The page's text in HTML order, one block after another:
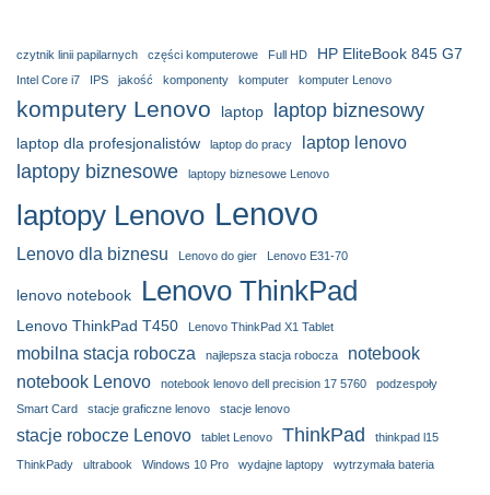
czytnik linii papilarnych części komputerowe Full HD HP EliteBook 845 G7
Intel Core i7 IPS jakość komponenty komputer komputer Lenovo
komputery Lenovo laptop laptop biznesowy
laptop dla profesjonalistów laptop do pracy laptop lenovo
laptopy biznesowe laptopy biznesowe Lenovo
laptopy Lenovo Lenovo
Lenovo dla biznesu Lenovo do gier Lenovo E31-70
lenovo notebook Lenovo ThinkPad
Lenovo ThinkPad T450 Lenovo ThinkPad X1 Tablet
mobilna stacja robocza najlepsza stacja robocza
notebook
notebook Lenovo
notebook lenovo dell precision 17 5760
podzespoły
Smart Card
stacje graficzne lenovo stacje lenovo
stacje robocze Lenovo tablet Lenovo ThinkPad thinkpad l15
ThinkPady ultrabook Windows 10 Pro wydajne laptopy wytrzymała bateria